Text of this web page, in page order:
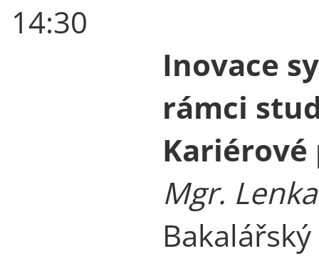
14:30
Inovace
rámci
Mgr.